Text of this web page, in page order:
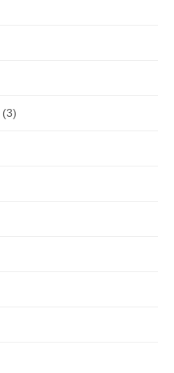
(3)